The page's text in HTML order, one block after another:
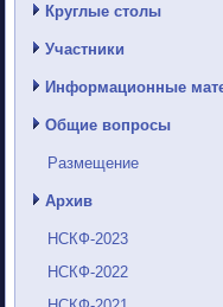
Круглые столы
Участники
Информационные
Общие вопросы
Размещение
Архив
НСКФ-2023
НСКФ-2022